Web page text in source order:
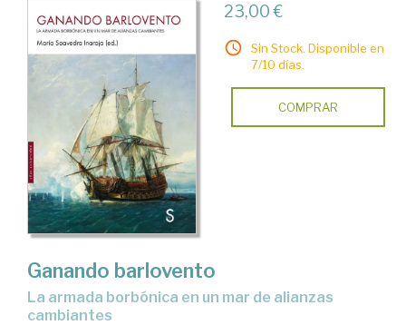
23,00 €
Sin Stock. Disponible en
7/10 días.
COMPRAR
Ganando barlovento
La armada borbónica en un mar de alianzas
cambiantes